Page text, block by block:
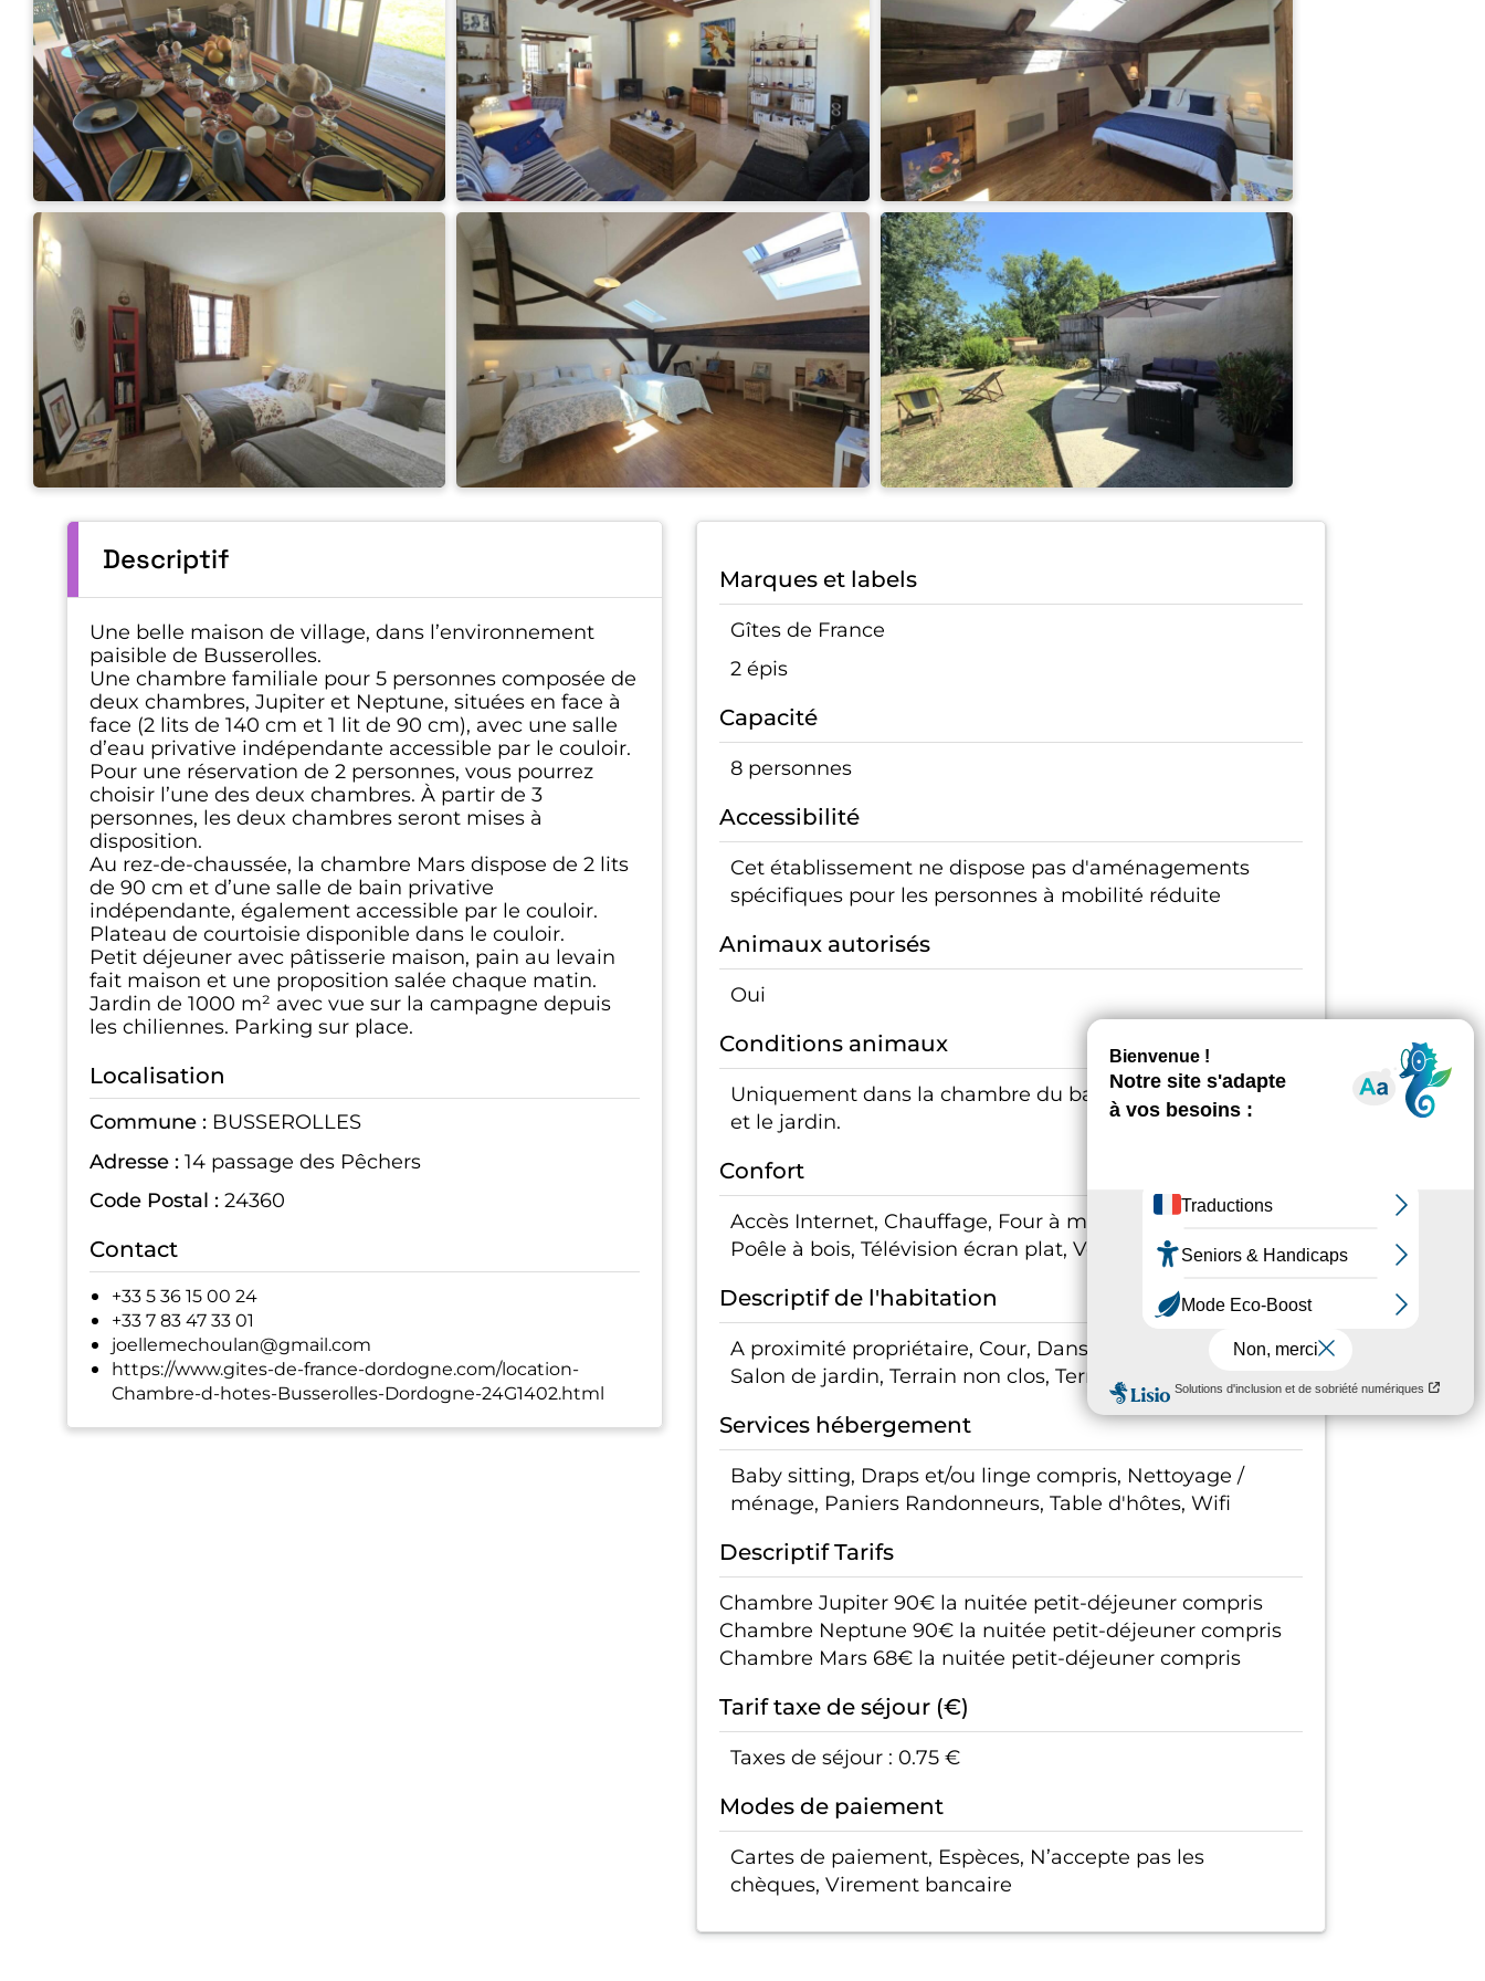
Descriptif
Une belle maison de village, dans l’environnement
paisible de Busserolles.
Une chambre familiale pour 5 personnes composée de
deux chambres, Jupiter et Neptune, situées en face à
face (2 lits de 140 cm et 1 lit de 90 cm), avec une salle
d’eau privative indépendante accessible par le couloir.
Pour une réservation de 2 personnes, vous pourrez
choisir l’une des deux chambres. À partir de 3
personnes, les deux chambres seront mises à
disposition.
Au rez-de-chaussée, la chambre Mars dispose de 2 lits
de 90 cm et d’une salle de bain privative
indépendante, également accessible par le couloir.
Plateau de courtoisie disponible dans le couloir.
Petit déjeuner avec pâtisserie maison, pain au levain
fait maison et une proposition salée chaque matin.
Jardin de 1000 m² avec vue sur la campagne depuis
les chiliennes. Parking sur place.
Localisation
Commune : BUSSEROLLES
Adresse : 14 passage des Pêchers
Code Postal : 24360
Contact
+33 5 36 15 00 24
+33 7 83 47 33 01
joellemechoulan@gmail.com
https://www.gites-de-france-dordogne.com/location-
Chambre-d-hotes-Busserolles-Dordogne-24G1402.html
Marques et labels
Gîtes de France
2 épis
Capacité
8 personnes
Accessibilité
Cet établissement ne dispose pas d'aménagements
spécifiques pour les personnes à mobilité réduite
Animaux autorisés
Oui
Conditions animaux
Uniquement dans la chambre du bas, la cour intérieure
et le jardin.
Confort
Accès Internet, Chauffage, Four à micro ondes, Lit bébé,
Poêle à bois, Télévision écran plat, Ventilateur
Descriptif de l'habitation
A proximité propriétaire, Cour, Dans maison, Parking,
Salon de jardin, Terrain non clos, Terrasse
Services hébergement
Baby sitting, Draps et/ou linge compris, Nettoyage /
ménage, Paniers Randonneurs, Table d'hôtes, Wifi
Descriptif Tarifs
Chambre Jupiter 90€ la nuitée petit-déjeuner compris
Chambre Neptune 90€ la nuitée petit-déjeuner compris
Chambre Mars 68€ la nuitée petit-déjeuner compris
Tarif taxe de séjour (€)
Taxes de séjour : 0.75 €
Modes de paiement
Cartes de paiement, Espèces, N’accepte pas les
chèques, Virement bancaire